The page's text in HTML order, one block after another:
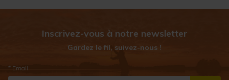
Inscrivez-vous à notre newsletter
Gardez le fil, suivez-nous !
* Email